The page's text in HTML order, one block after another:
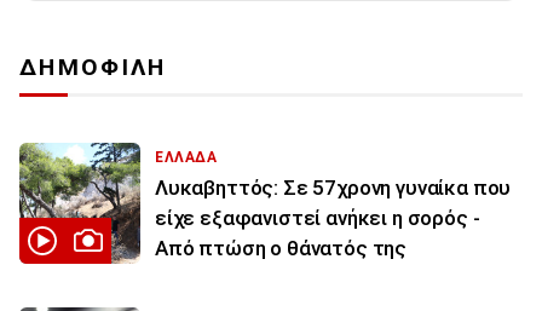
ΔΗΜΟΦΙΛΗ
ΕΛΛΑΔΑ
Λυκαβηττός: Σε 57χρονη γυναίκα που
είχε εξαφανιστεί ανήκει η σορός -
Από πτώση ο θάνατός της